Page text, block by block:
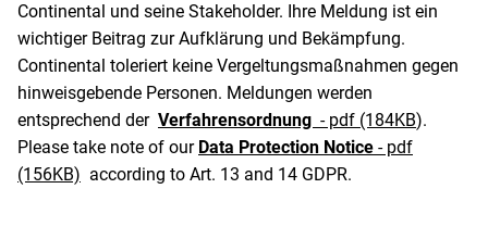
Continental und seine Stakeholder. Ihre Meldung ist ein
wichtiger Beitrag zur Aufklärung und Bekämpfung.
Continental toleriert keine Vergeltungsmaßnahmen gegen
hinweisgebende Personen. Meldungen werden
entsprechend der Verfahrensordnung - pdf (184KB).
Please take note of our Data Protection Notice - pdf
(156KB) according to Art. 13 and 14 GDPR.